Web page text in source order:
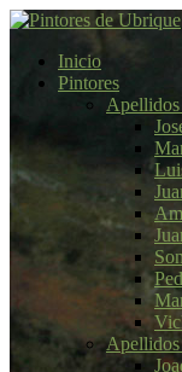
Inicio
Pintores
Apellidos